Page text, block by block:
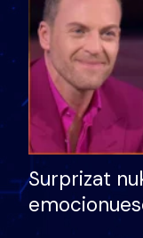
Surprizat
nëna dhe